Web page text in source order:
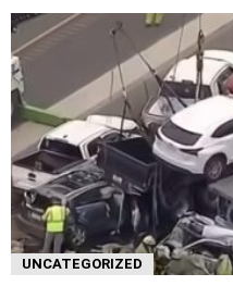
UNCATEGORIZED